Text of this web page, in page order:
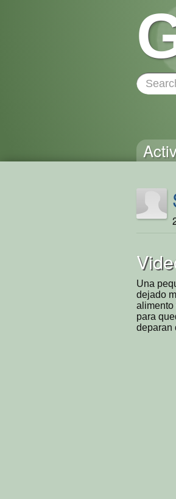
Una
dejado
alimento
para
deparan